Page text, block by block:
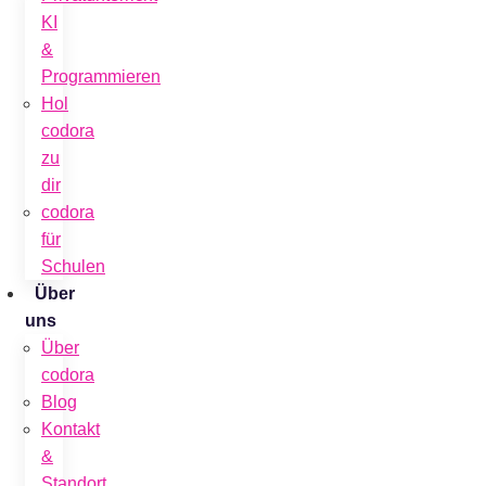
KI
&
Programmieren
Hol
codora
zu
dir
codora
für
Schulen
Über
uns
Über
codora
Blog
Kontakt
&